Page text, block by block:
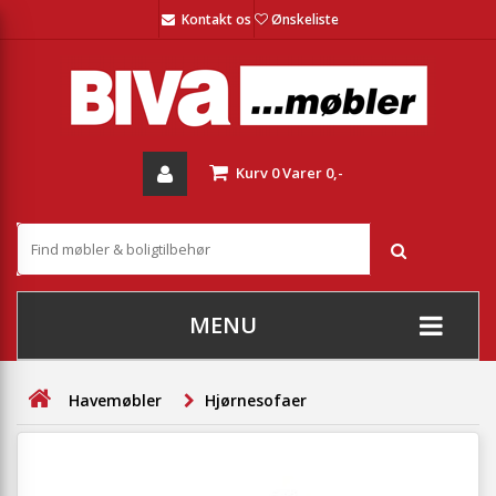
Kontakt os Ønskeliste
Kurv 0Varer 0,-
MENU
+
STUE
Havemøbler Hjørnesofaer